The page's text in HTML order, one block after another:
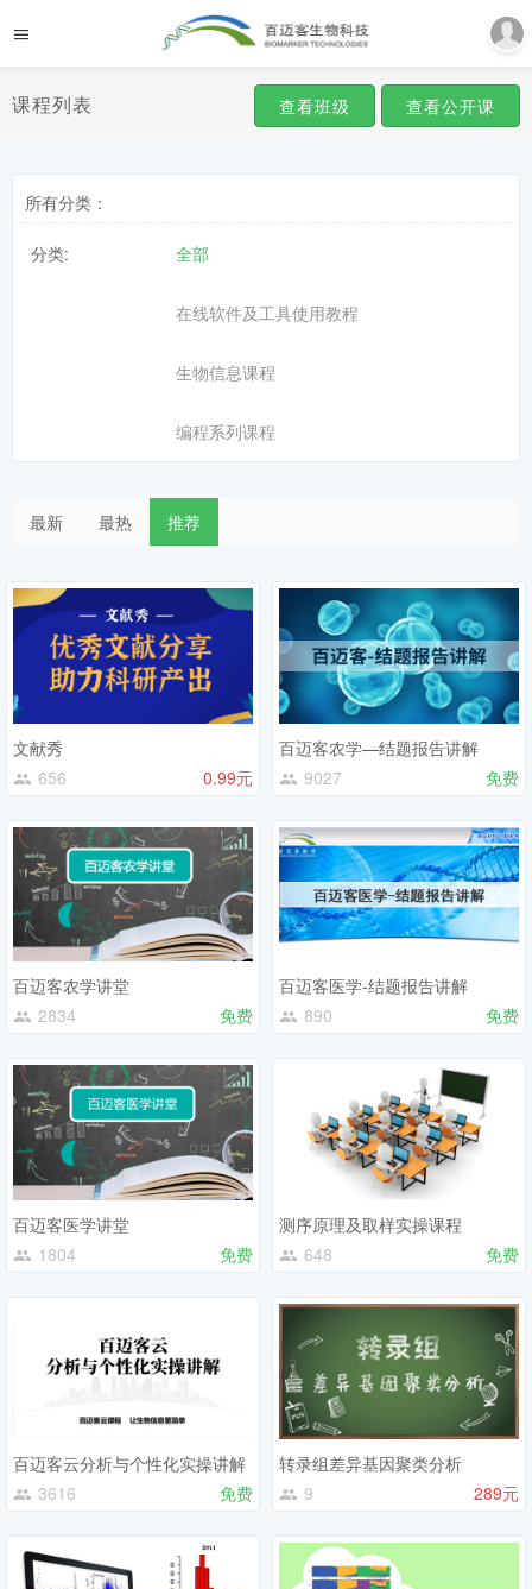
课程列表 查看班级 查看公开课
所有分类：
分类: 全部
在线软件及工具使用教程
生物信息课程
编程系列课程
最新 最热 推荐
文献秀
656
0.99元
百迈客农学—结题报告讲解
9027
免费
百迈客农学讲堂
2834
免费
百迈客医学-结题报告讲解
890
免费
百迈客医学讲堂
1804
免费
测序原理及取样实操课程
648
免费
百迈客云分析与个性化实操讲解
3616
免费
转录组差异基因聚类分析
9
289元